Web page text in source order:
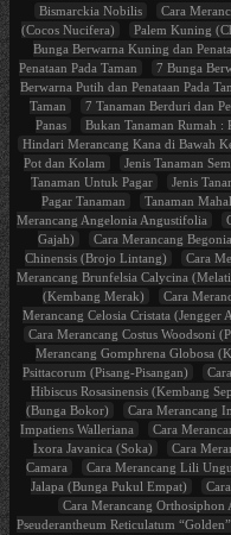
Bismarckia Nobilis
Cara
(Cocos Nucifera)
Palem Kuning
Bunga Berwarna Kuning dan
Penataan Pada Taman
7 Bunga
Berwarna Putih dan Penataan Pada
Taman
7 Tanaman Berduri dan
Panas
Bukan Tanaman Rumah
Hindari Merancang Kana di Bawah
Pot dan Kolam
Jenis Tanaman
Tanaman Untuk Pagar
Jenis
Pagar Tanaman
Tanaman
Merancang Angelonia Angustifolia
Gajah)
Cara Merancang
Chinensis (Brojo Lintang)
Cara
Merancang Brunfelsia Calycina
(Kembang Merak)
Cara
Merancang Celosia Cristata (Jengger
Cara Merancang Costus Woodsoni
Merancang Gomphrena Globosa
Psittacorum (Pisang-Pisangan)
Hibiscus Rosasinensis (Kembang
(Bunga Bokor)
Cara Merancang
Impatiens Walleriana
Cara
Ixora Javanica (Soka)
Cara
Camara
Cara Merancang Lili
Jalapa (Bunga Pukul Empat)
Cara Merancang
Pseuderantheum Reticulatum “Golden”